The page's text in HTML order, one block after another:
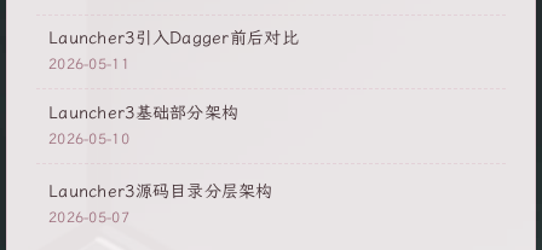
Launcher3引入Dagger前后对比
2026-05-11
Launcher3基础部分架构
2026-05-10
Launcher3源码目录分层架构
2026-05-07